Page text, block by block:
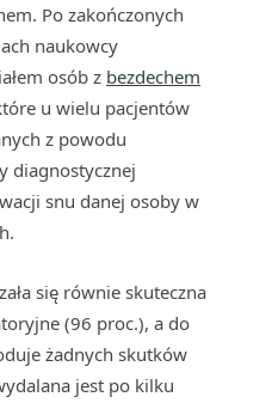
Po zakończonych
naukowcy
osób z bezdechem
u wielu pacjentów
z powodu
diagnostycznej
snu danej osoby w
się równie skuteczna
(96 proc.), a do
żadnych skutków
jest po kilku